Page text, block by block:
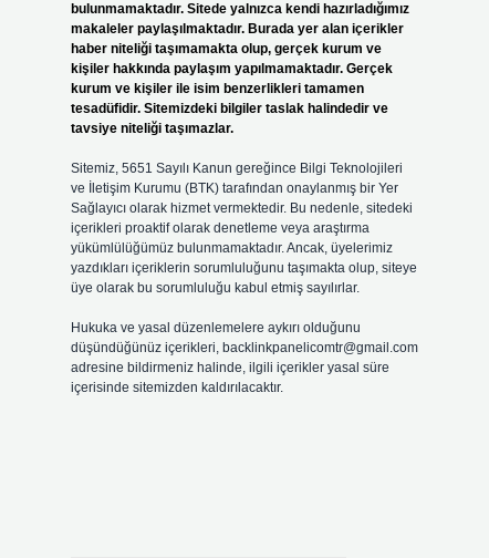
bulunmamaktadır. Sitede yalnızca kendi hazırladığımız
makaleler paylaşılmaktadır. Burada yer alan içerikler
haber niteliği taşımamakta olup, gerçek kurum ve
kişiler hakkında paylaşım yapılmamaktadır. Gerçek
kurum ve kişiler ile isim benzerlikleri tamamen
tesadüfidir. Sitemizdeki bilgiler taslak halindedir ve
tavsiye niteliği taşımazlar.
Sitemiz, 5651 Sayılı Kanun gereğince Bilgi Teknolojileri
ve İletişim Kurumu (BTK) tarafından onaylanmış bir Yer
Sağlayıcı olarak hizmet vermektedir. Bu nedenle, sitedeki
içerikleri proaktif olarak denetleme veya araştırma
yükümlülüğümüz bulunmamaktadır. Ancak, üyelerimiz
yazdıkları içeriklerin sorumluluğunu taşımakta olup, siteye
üye olarak bu sorumluluğu kabul etmiş sayılırlar.
Hukuka ve yasal düzenlemelere aykırı olduğunu
düşündüğünüz içerikleri, backlinkpanelicomtr@gmail.com
adresine bildirmeniz halinde, ilgili içerikler yasal süre
içerisinde sitemizden kaldırılacaktır.